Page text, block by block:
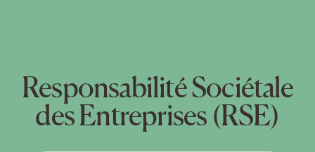
Responsabilité Sociétale
des Entreprises (RSE)